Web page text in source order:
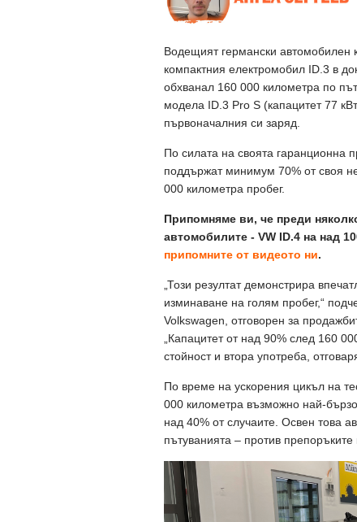
Водещият германски автомобилен
компактния електромобил ID.3 в
обхванал 160 000 километра по
модела ID.3 Pro S (капацитет 77
първоначалния си заряд.
По силата на своята гаранционна
поддържат минимум 70% от своя
000 километра пробег.
Припомняме ви, че преди
автомобилите - VW ID.4 на над
припомните от видеото ни.
„Този резултат демонстрира
изминаване на голям пробег,“
Volkswagen, отговорен за
„Капацитет от над 90% след 160
стойност и втора употреба,
По време на ускорения цикъл на
000 километра възможно най-
над 40% от случаите. Освен това
пътуванията – против